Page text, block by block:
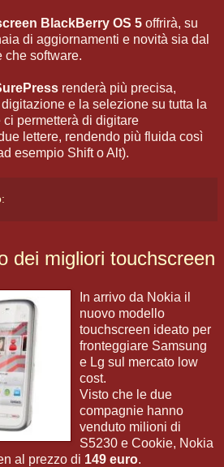
BlackBerry OS 5 offrirà, su
di aggiornamenti e novità sia dal
che software.
renderà più precisa,
e la selezione su tutta la
permetterà di digitare
lettere, rendendo più fluida così
esempio Shift o Alt).
dei migliori touchscreen
In arrivo da Nokia il
nuovo modello
touchscreen ideato per
fronteggiare Samsung
e Lg sul mercato low
cost.
Visto che le due
compagnie hanno
venduto milioni di
S5230 e Cookie, Nokia
al prezzo di 149 euro.